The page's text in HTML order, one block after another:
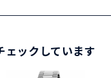
ェックしています